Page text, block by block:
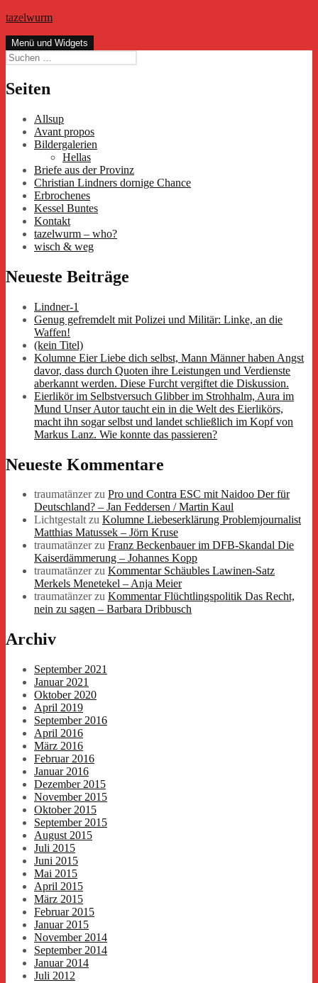
Zum
springen
tazelwurm
Menü und Widgets
Suchen
nach:
Seiten
Allsup
Avant propos
Bildergalerien
Hellas
Briefe aus der Provinz
Christian Lindners dornige Chance
Erbrochenes
Kessel Buntes
Kontakt
tazelwurm – who?
wisch & weg
Neueste Beiträge
Lindner-1
Genug gefremdelt mit Polizei und Militär: Linke, an die
Waffen!
(kein Titel)
Kolumne Eier Liebe dich selbst, Mann Männer haben Angst
davor, dass durch Quoten ihre Leistungen und Verdienste
aberkannt werden. Diese Furcht vergiftet die Diskussion.
Eierlikör im Selbstversuch Glibber im Strohhalm, Aura im
Mund Unser Autor taucht ein in die Welt des Eierlikörs,
macht ihn sogar selbst und landet schließlich im Kopf von
Markus Lanz. Wie konnte das passieren?
Neueste Kommentare
traumatänzerzu Pro und Contra ESC mit Naidoo Der für
Deutschland? – Jan Feddersen / Martin Kaul
Lichtgestaltzu Kolumne Liebeserklärung Problemjournalist
Matthias Matussek – Jörn Kruse
traumatänzerzu Franz Beckenbauer im DFB-Skandal Die
Kaiserdämmerung – Johannes Kopp
traumatänzerzu Kommentar Schäubles Lawinen-Satz
Merkels Menetekel – Anja Meier
traumatänzerzu Kommentar Flüchtlingspolitik Das Recht,
nein zu sagen – Barbara Dribbusch
Archiv
September 2021
Januar 2021
Oktober 2020
April 2019
September 2016
April 2016
März 2016
Februar 2016
Januar 2016
Dezember 2015
November 2015
Oktober 2015
September 2015
August 2015
Juli 2015
Juni 2015
Mai 2015
April 2015
März 2015
Februar 2015
Januar 2015
November 2014
September 2014
Januar 2014
Juli 2012